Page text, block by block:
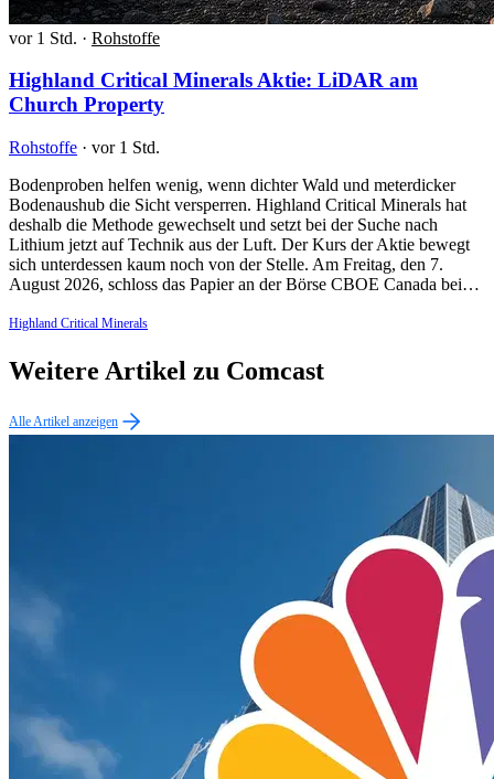
vor 1 Std. · Rohstoffe
Highland Critical Minerals Aktie: LiDAR am
Church Property
Rohstoffe · vor 1 Std.
Bodenproben helfen wenig, wenn dichter Wald und meterdicker
Bodenaushub die Sicht versperren. Highland Critical Minerals hat
deshalb die Methode gewechselt und setzt bei der Suche nach
Lithium jetzt auf Technik aus der Luft. Der Kurs der Aktie bewegt
sich unterdessen kaum noch von der Stelle. Am Freitag, den 7.
August 2026, schloss das Papier an der Börse CBOE Canada bei…
Highland Critical Minerals
Weitere Artikel zu Comcast
Alle Artikel anzeigen